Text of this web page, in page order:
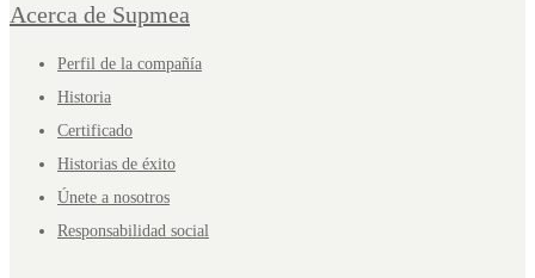
Acerca de Supmea
Perfil de la compañía
Historia
Certificado
Historias de éxito
Únete a nosotros
Responsabilidad social